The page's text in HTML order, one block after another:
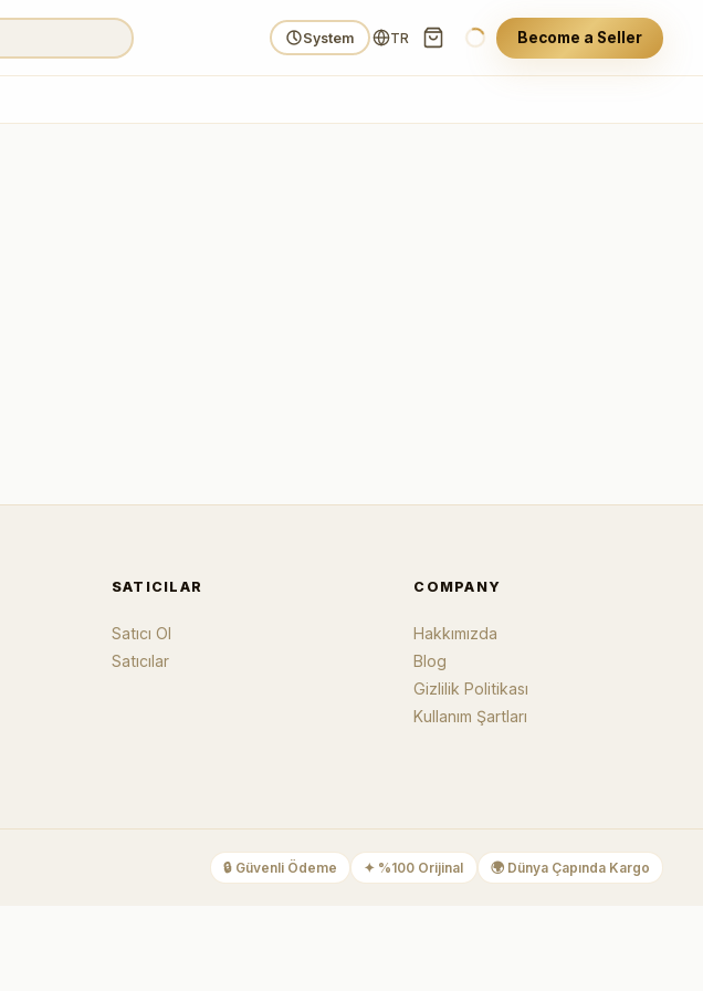
System TR Become a Seller
SATICILAR
Satıcı Ol
Satıcılar
COMPANY
Hakkımızda
Blog
Gizlilik Politikası
Kullanım Şartları
🔒 Güvenli Ödeme ✦ %100 Orijinal 🌍 Dünya Çapında Kargo